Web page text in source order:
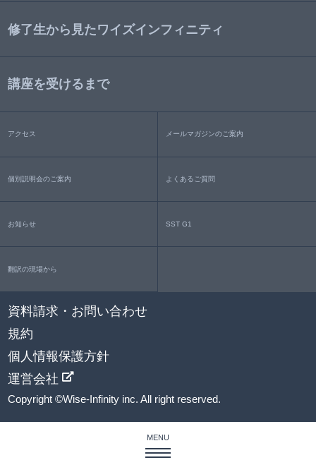
MENU
修了生から見たワイズインフィニティ
講座を受けるまで
アクセス メールマガジンのご案内
個別説明会のご案内 よくあるご質問
お知らせ SST G1
翻訳の現場から
資料請求・お問い合わせ
規約
個人情報保護方針
運営会社
Copyright ©Wise-Infinity inc. All right reserved.